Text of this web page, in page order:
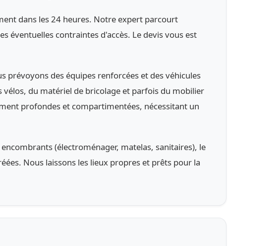
dans les 24 heures. Notre expert parcourt
éventuelles contraintes d'accès. Le devis vous est
prévoyons des équipes renforcées et des véhicules
du matériel de bricolage et parfois du mobilier
profondes et compartimentées, nécessitant un
(électroménager, matelas, sanitaires), le
Nous laissons les lieux propres et prêts pour la